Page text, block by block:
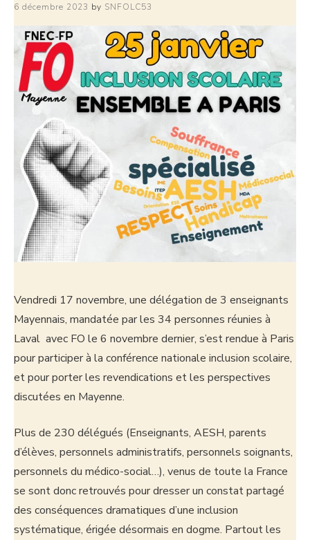
6 décembre 2023 by SNFOLC53
Vendredi 17 novembre, une délégation de 3 enseignants
Mayennais, mandatée par les 34 personnes réunies à
Laval avec FO le 6 novembre dernier, s’est rendue à Paris
pour participer à la conférence nationale inclusion scolaire,
et pour porter les revendications et les perspectives
discutées en Mayenne.
Plus de 230 délégués (Enseignants, AESH, parents
d’élèves, personnels administratifs, personnels soignants,
personnels du médico-social…), venus de toute la France
se sont donc retrouvés pour dresser un constat partagé
des conséquences dramatiques d’une inclusion
systématique, érigée désormais en dogme. Partout les